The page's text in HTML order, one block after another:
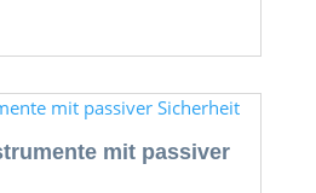
mit passiver